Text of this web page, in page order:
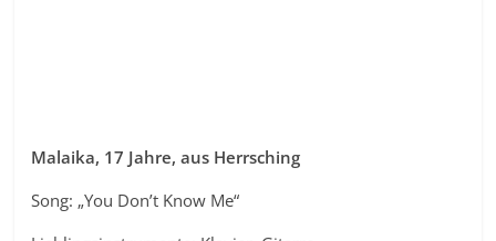
Malaika, 17 Jahre, aus Herrsching
Song: „You Don’t Know Me“